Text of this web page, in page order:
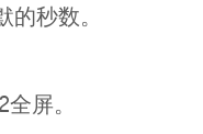
秒数。
屏。